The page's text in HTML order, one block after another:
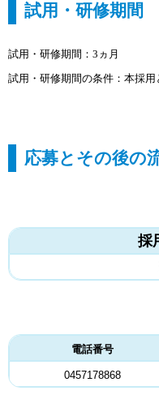
試用・研修期間
試用・研修期間：3ヵ月
試用・研修期間の条件：本採用
応募とその後の
採
電話番号
0457178868